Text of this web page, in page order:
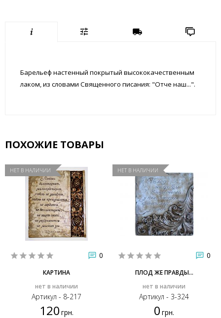
Барельеф настенный покрытый высококачественным
лаком, из словами Священного писания: "Отче наш...".
ПОХОЖИЕ ТОВАРЫ
НЕТ В НАЛИЧИИ
0
КАРТИНА
нет в наличии
Артикул - 8-217
120 грн.
НЕТ В НАЛИЧИИ
0
ПЛОД ЖЕ ПРАВДЫ...
нет в наличии
Артикул - 3-324
0 грн.